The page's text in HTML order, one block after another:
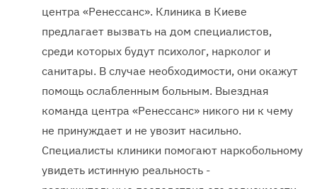
центра «Ренессанс». Клиника в Киеве
предлагает вызвать на дом специалистов,
среди которых будут психолог, нарколог и
санитары. В случае необходимости, они окажут
помощь ослабленным больным. Выездная
команда центра «Ренессанс» никого ни к чему
не принуждает и не увозит насильно.
Специалисты клиники помогают наркобольному
увидеть истинную реальность -